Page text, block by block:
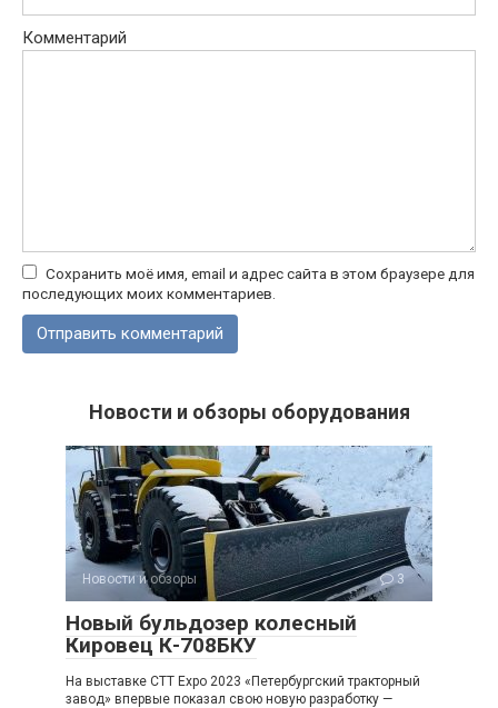
Комментарий
Сохранить моё имя, email и адрес сайта в этом браузере для
последующих моих комментариев.
Новости и обзоры оборудования
Новости и обзоры 3
Новый бульдозер колесный
Кировец К-708БКУ
На выставке CTT Expo 2023 «Петербургский тракторный
завод» впервые показал свою новую разработку —